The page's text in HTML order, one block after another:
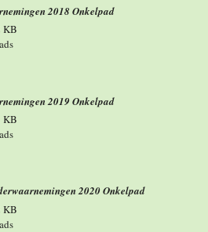
2018 Onkelpad
KB
2019 Onkelpad
KB
2020 Onkelpad
KB